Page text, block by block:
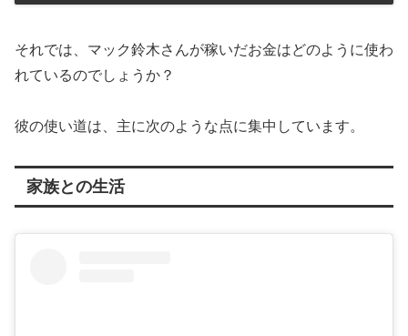
それでは、マック鈴木さんが稼いだお金はどのように使わ
れているのでしょうか？
彼の使い道は、主に次のような点に集中しています。
家族との生活